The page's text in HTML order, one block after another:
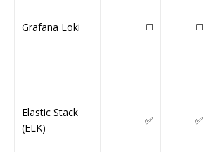
Grafana Loki ◻️ ◻️
Elastic Stack
(ELK)
✅ ✅